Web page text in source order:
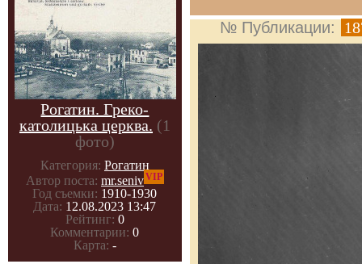
Рогатин. Греко-
католицька церква. (1
фото)
Категория: Рогатин
Автор поста: mr.senivVIP
Год съемки: 1910-1930
Дата: 12.08.2023 13:47
Рейтинг: 0
Комментарии: 0
Карта: -
№ Публикации: